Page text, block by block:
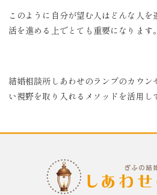
このように自分が望む人はどんな人
活を進める上でとても重要になります。
結婚相談所しあわせのランプのカウン
い視野を取り入れるメソッドを活用し